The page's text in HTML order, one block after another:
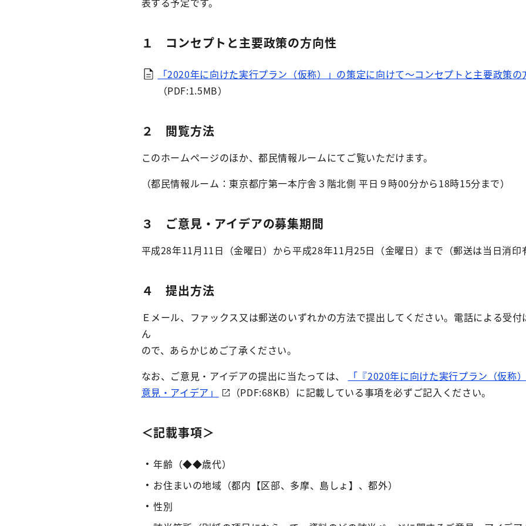
１ コンセプトと主要政策の方向性
「2020年に向けた実行プラン（仮称）」の策定に向けて～コンセプトと主要政策の
（PDF:1.5MB）
２ 閲覧方法
このホームページのほか、都民情報ルームにてご覧いただけます。
（都民情報ルーム：東京都庁第一本庁舎３階北側 平日９時00分から18時15分まで）
３ ご意見・アイデアの募集期間
平成28年11月11日（金曜日）から平成28年11月25日（金曜日）まで（郵送は当日消印
４ 提出方法
Ｅメール、ファックス又は郵送のいずれかの方法で提出してください。電話による受付
ん
ので、あらかじめご了承ください。
なお、ご意見・アイデアの提出に当たっては、
「『2020年に向けた実行プラン（仮称
意見・アイデア」
（PDF:68KB）に記載している事項を必ずご記入ください。
＜記載事項＞
年齢（◆◆歳代）
お住まいの地域（都内【区部、多摩、島しょ】、都外）
性別